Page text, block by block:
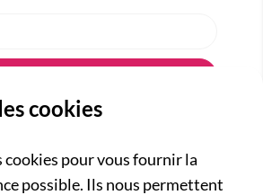
cookies
pour vous fournir la
possible. Ils nous permettent